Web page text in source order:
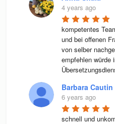
4 years ago
kompetentes
und bei offenen
von selber
empfehlen würde
Barbara Cautin
6 years ago
schnell und